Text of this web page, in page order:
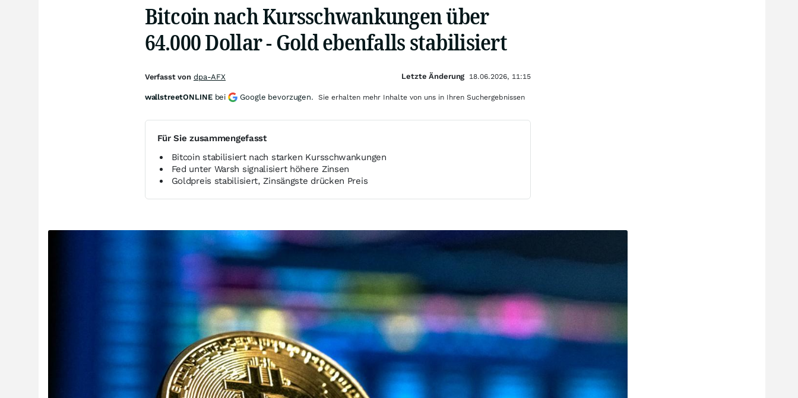
Bitcoin nach Kursschwankungen über
64.000 Dollar - Gold ebenfalls stabilisiert
Für Sie zusammengefasst
Bitcoin stabilisiert nach starken Kursschwankungen
Fed unter Warsh signalisiert höhere Zinsen
Goldpreis stabilisiert, Zinsängste drücken Preis
Verfasst von dpa-AFX Letzte Änderung 18.06.2026, 11:15
wallstreetONLINE bei Google bevorzugen. Sie erhalten mehr Inhalte von uns in Ihren Suchergebnissen